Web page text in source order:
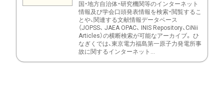
国・地方自治体・研究機関等のインターネット
情報及び学会口頭発表情報を検索・閲覧するこ
とや、関連する文献情報データベース
（JOPSS、 JAEA OPAC、 INIS Repository、CiNii
Articles）の横断検索が可能なアーカイブ。 ひ
なぎくでは、東京電力福島第一原子力発電所事
故に関するインターネット...